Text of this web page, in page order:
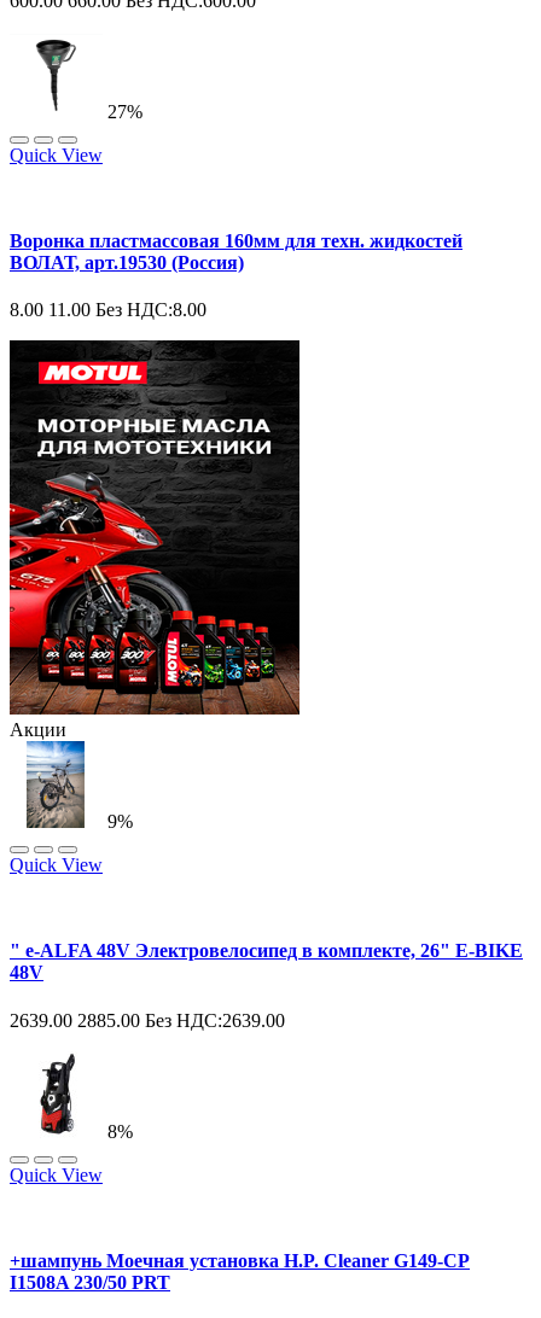
27%
Quick View
Воронка пластмассовая 160мм для техн. жидкостей
ВОЛАТ, арт.19530 (Россия)
8.00 11.00 Без НДС:8.00
Акции
9%
Quick View
" e-ALFA 48V Электровелосипед в комплекте, 26" E-BIKE
48V
2639.00 2885.00 Без НДС:2639.00
8%
Quick View
+шампунь Моечная установка H.P. Cleaner G149-CP
I1508A 230/50 PRT